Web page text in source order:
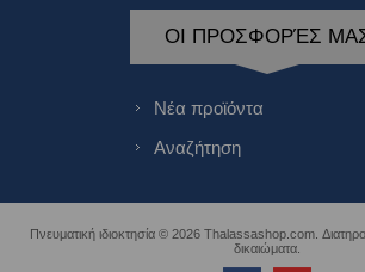
ΟΙ ΠΡΟΣΦΟΡΈΣ
Νέα προϊόντα
Αναζήτηση
Πνευματική ιδιοκτησία © 2026 Thalassashop.com.
δικαιώματα.